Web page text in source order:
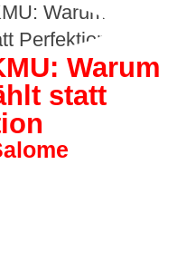
Warum
statt